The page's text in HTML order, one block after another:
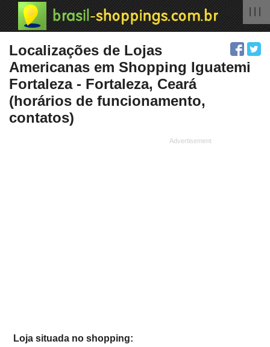
Localizações de Lojas
Americanas em Shopping Iguatemi
Fortaleza - Fortaleza, Ceará
(horários de funcionamento,
contatos)
Loja situada no shopping: